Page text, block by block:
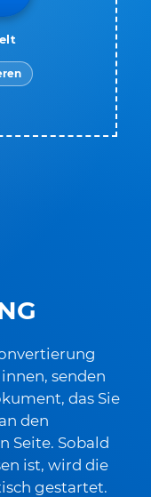
senden
das Sie
den
Seite. Sobald
ist, wird die
gestartet.